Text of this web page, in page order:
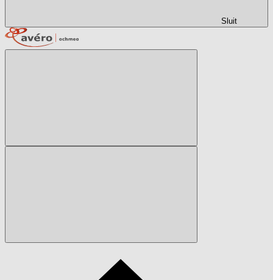
Sluit